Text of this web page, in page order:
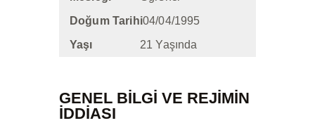
İLETIŞIM
Doğum Tarihi04/04/1995
Yaşı
21 Yaşında
GENEL BİLGİ VE REJIMIN
IDDIASI